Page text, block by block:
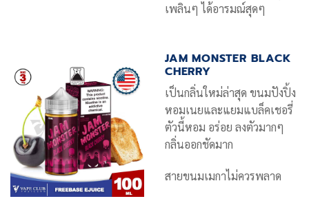
เพลินๆ ได้อารมณ์สุดๆ
JAM MONSTER BLACK
CHERRY
เป็นกลิ่นใหม่ล่าสุด ขนมปังปิ้ง
หอมเนยและแยมแบล็คเชอรี่
ตัวนี้หอม อร่อย ลงตัวมากๆ
กลิ่นออกชัดมาก
สายขนมเมกาไม่ควรพลาด